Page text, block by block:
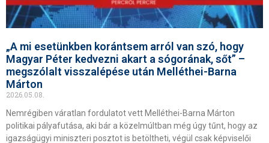
„A mi esetünkben korántsem arról van szó, hogy
Magyar Péter kedvezni akart a sógorának, sőt” –
megszólalt visszalépése után Melléthei-Barna
Márton
2026.05.08.
Nemrégiben váratlan fordulatot vett Melléthei-Barna Márton
politikai pályafutása, aki bár a közelmúltban még úgy tűnt, hogy az
igazságügyi miniszteri posztot is betöltheti, végül csak képviselői